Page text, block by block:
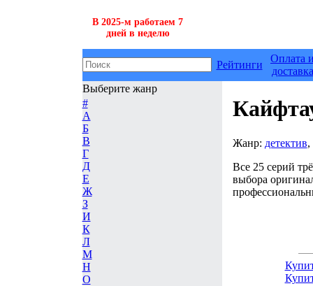
В 2025-м работаем 7
дней в неделю
Рейтинги
Оплата
доставка
Выберите жанр
#
А
Б
В
Г
Д
Е
Ж
З
И
К
Л
М
Н
О
Жанр: детектив,
Все 25 серий
выбора